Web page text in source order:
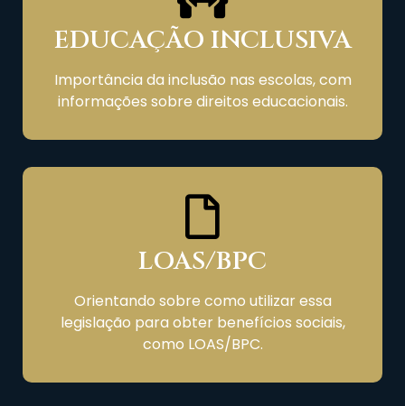
EDUCAÇÃO INCLUSIVA
Importância da inclusão nas escolas, com
informações sobre direitos educacionais.
LOAS/BPC
Orientando sobre como utilizar essa
legislação para obter benefícios sociais,
como LOAS/BPC.